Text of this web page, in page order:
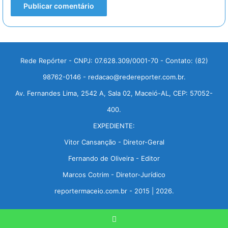
Rede Repórter - CNPJ: 07.628.309/0001-70 - Contato: (82)
98762-0146 - redacao@redereporter.com.br.
Av. Fernandes Lima, 2542 A, Sala 02, Maceió-AL, CEP: 57052-
400.
EXPEDIENTE:
Vitor Cansanção - Diretor-Geral
Fernando de Oliveira - Editor
Marcos Cotrim - Diretor-Jurídico
reportermaceio.com.br - 2015 | 2026.